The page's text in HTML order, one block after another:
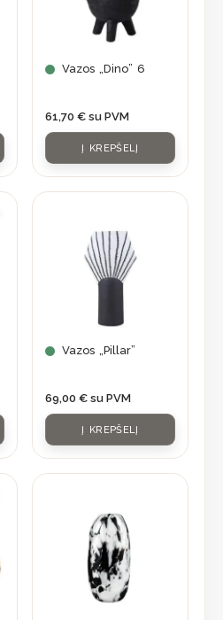
Vazos „Dino” 6
61,70 € su PVM
Į KREPŠELĮ
Vazos „Pillar”
69,00 € su PVM
Į KREPŠELĮ